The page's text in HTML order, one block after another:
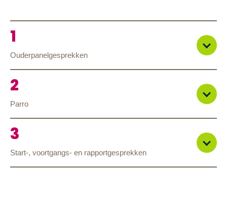
Ouderpanelgesprekken
Parro
Start-, voortgangs- en rapportgesprekken